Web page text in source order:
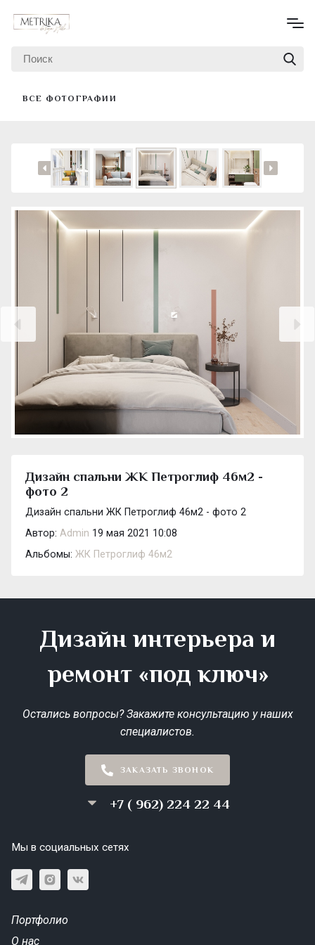
ВСЕ ФОТОГРАФИИ
Дизайн спальни ЖК Петроглиф 46м2 -
фото 2
Дизайн спальни ЖК Петроглиф 46м2 - фото 2
Автор: Admin 19 мая 2021 10:08
Альбомы: ЖК Петроглиф 46м2
Дизайн интерьера и
ремонт «под ключ»
Остались вопросы? Закажите консультацию у наших
специалистов.
ЗАКАЗАТЬ ЗВОНОК
+7 ( 962) 224 22 44
Мы в социальных сетях
Портфолио
О нас